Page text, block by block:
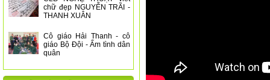
chữ đẹp NGUYỄN TRÃI -
THANH XUÂN
Cô giáo Hải Thanh - cô
giáo Bộ Đội - Ấm tình dân
quân